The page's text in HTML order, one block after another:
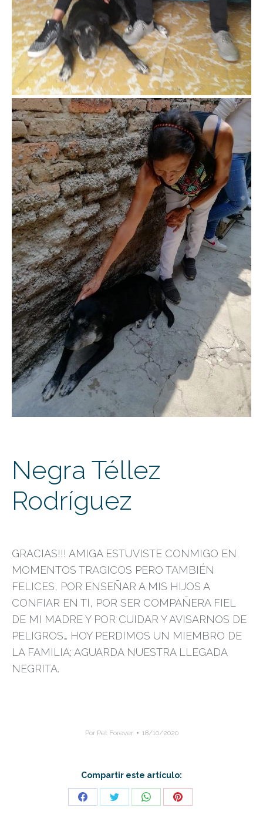
Negra Téllez
Rodríguez
GRACIAS!!! AMIGA ESTUVISTE CONMIGO EN
MOMENTOS TRAGICOS PERO TAMBIÉN
FELICES, POR ENSEÑAR A MIS HIJOS A
CONFIAR EN TI, POR SER COMPAÑERA FIEL
DE MI MADRE Y POR CUIDAR Y AVISARNOS DE
PELIGROS… HOY PERDIMOS UN MIEMBRO DE
LA FAMILIA; AGUARDA NUESTRA LLEGADA
NEGRITA.
Por Pet Forever 18/10/2020
Compartir este artículo:
Share
Share
Share
Share